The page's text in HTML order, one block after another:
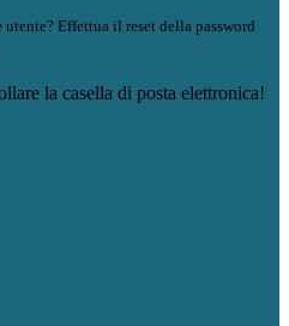
Effettua il reset della password
la casella di posta elettronica!